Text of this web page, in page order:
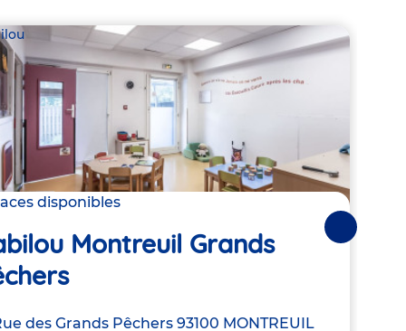
disponibles
Montreuil Grands
des Grands Pêchers 93100 MONTREUIL
Suivantes